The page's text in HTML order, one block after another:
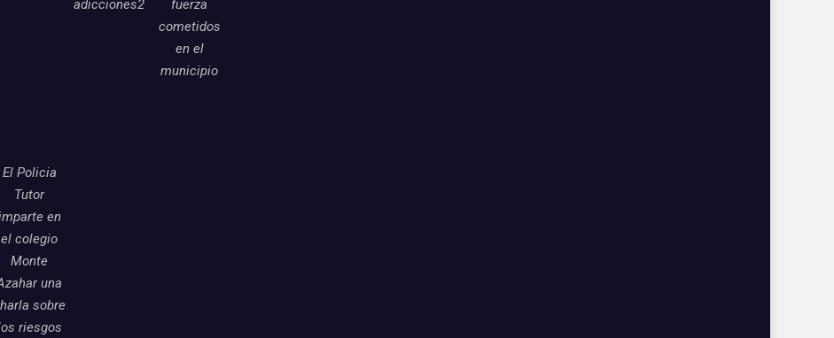
adicciones2
fuerza
cometidos
en el
municipio
El Policia
Tutor
en
el colegio
Monte
una
sobre
riesgos